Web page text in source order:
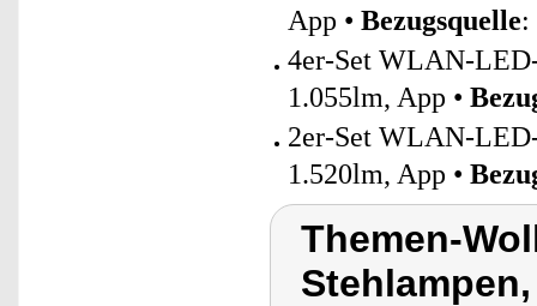
App • Bezugsquelle:
4er-Set WLAN-
1.055lm, App •
2er-Set WLAN-
1.520lm, App •
Themen-